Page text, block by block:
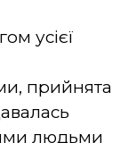
усієї
прийнята
людьми